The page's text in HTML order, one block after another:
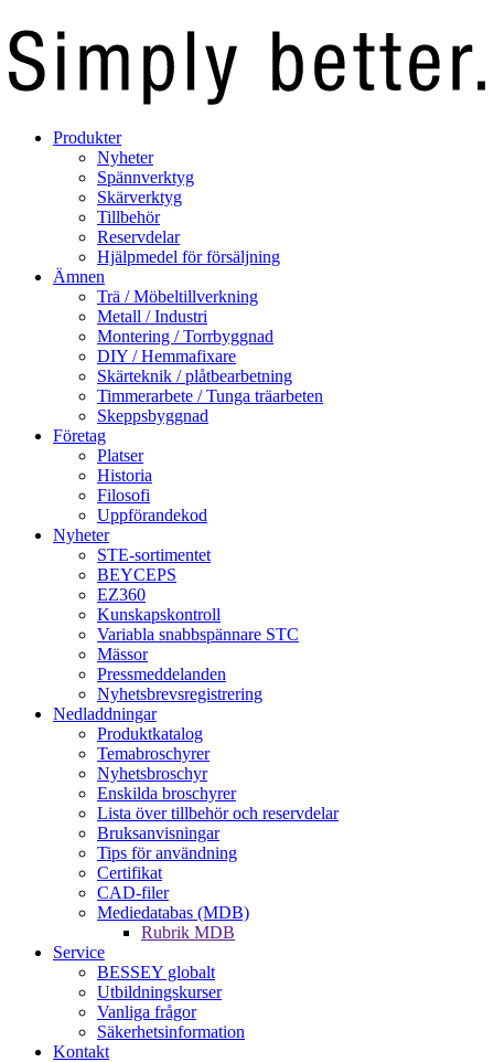
Produkter
Nyheter
Spännverktyg
Skärverktyg
Tillbehör
Reservdelar
Hjälpmedel för försäljning
Ämnen
Trä / Möbeltillverkning
Metall / Industri
Montering / Torrbyggnad
DIY / Hemmafixare
Skärteknik / plåtbearbetning
Timmerarbete / Tunga träarbeten
Skeppsbyggnad
Företag
Platser
Historia
Filosofi
Uppförandekod
Nyheter
STE-sortimentet
BEYCEPS
EZ360
Kunskapskontroll
Variabla snabbspännare STC
Mässor
Pressmeddelanden
Nyhetsbrevsregistrering
Nedladdningar
Produktkatalog
Temabroschyrer
Nyhetsbroschyr
Enskilda broschyrer
Lista över tillbehör och reservdelar
Bruksanvisningar
Tips för användning
Certifikat
CAD-filer
Mediedatabas (MDB)
Rubrik MDB
Service
BESSEY globalt
Utbildningskurser
Vanliga frågor
Säkerhetsinformation
Kontakt